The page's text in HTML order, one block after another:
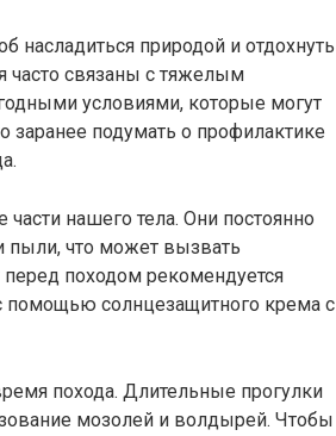
насладиться природой и отдохнуть
часто связаны с тяжелым
условиями, которые могут
заранее подумать о профилактике
нашего тела. Они постоянно
пыли, что может вызвать
походом рекомендуется
помощью солнцезащитного крема с
похода. Длительные прогулки
мозолей и волдырей. Чтобы